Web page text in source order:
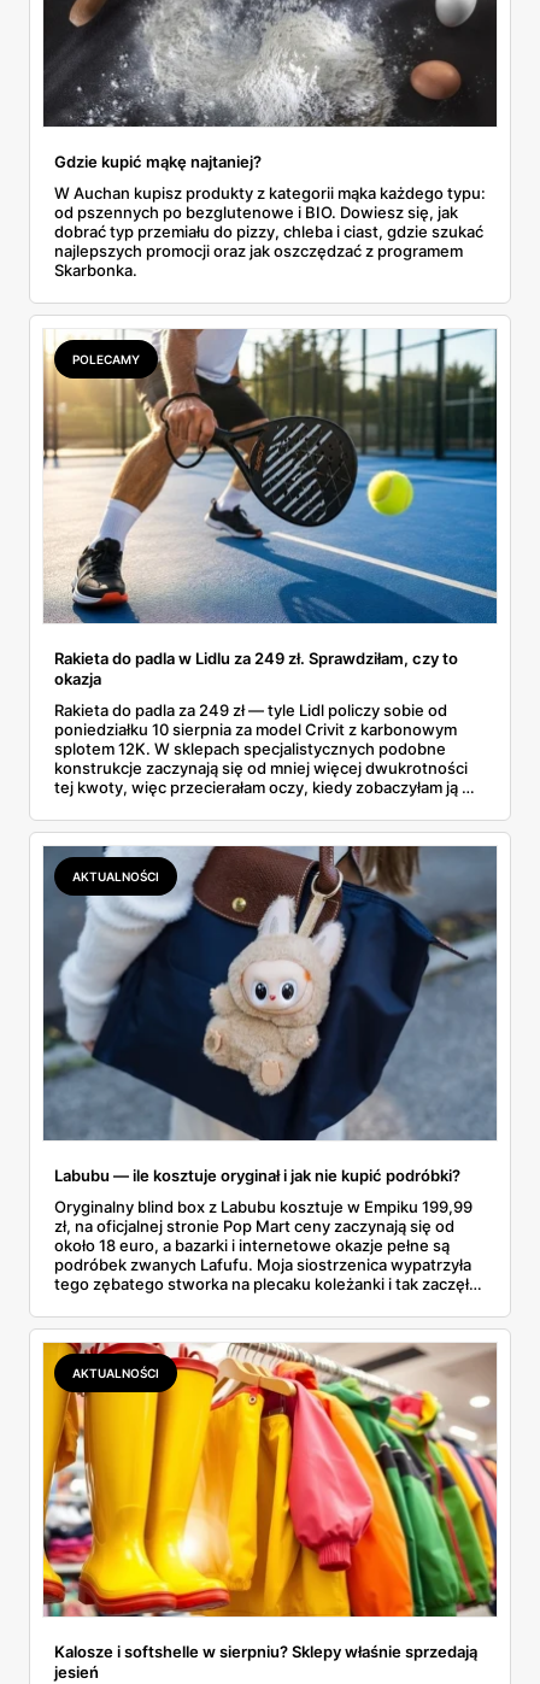
Gdzie kupić mąkę najtaniej?
W Auchan kupisz produkty z kategorii mąka każdego typu:
od pszennych po bezglutenowe i BIO. Dowiesz się, jak
dobrać typ przemiału do pizzy, chleba i ciast, gdzie szukać
najlepszych promocji oraz jak oszczędzać z programem
Skarbonka.
POLECAMY
Rakieta do padla w Lidlu za 249 zł. Sprawdziłam, czy to
okazja
Rakieta do padla za 249 zł — tyle Lidl policzy sobie od
poniedziałku 10 sierpnia za model Crivit z karbonowym
splotem 12K. W sklepach specjalistycznych podobne
konstrukcje zaczynają się od mniej więcej dwukrotności
tej kwoty, więc przecierałam oczy, kiedy zobaczyłam ją w
najszybciej rosnący sport w Polsce: kortów przybywa
lawinowo, a chętnych jeszcze szybciej. Sprawdziłam, co
dokładnie dostajemy za te pieniądze i komu taka rakieta
faktycznie wystarczy.
AKTUALNOŚCI
Labubu — ile kosztuje oryginał i jak nie kupić podróbki?
Oryginalny blind box z Labubu kosztuje w Empiku 199,99
zł, na oficjalnej stronie Pop Mart ceny zaczynają się od
około 18 euro, a bazarki i internetowe okazje pełne są
podróbek zwanych Lafufu. Moja siostrzenica wypatrzyła
tego zębatego stworka na plecaku koleżanki i tak zaczęło
kosztuje i po czym poznać, że sprzedawca nie wciska nam
podróbki. Spisałam wszystko, czego się dowiedziałam —
łącznie z jedną wpadką, o której za chwilę.
AKTUALNOŚCI
Kalosze i softshelle w sierpniu? Sklepy właśnie sprzedają
jesień